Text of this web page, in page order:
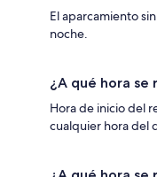
El aparcamiento
noche.
¿A qué hora se
Hora de inicio del
cualquier hora del